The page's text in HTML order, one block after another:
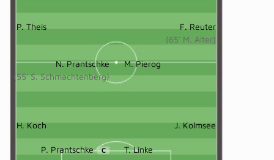
P. Theis
F. Reuter
(65' M. Alter)
N. Prantschke
(55' S. Schmachtenberg)
M. Pierog
H. Koch J. Kolmsee
P. Prantschke C T. Linke